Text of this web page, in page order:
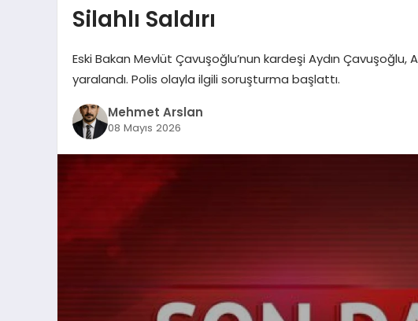
Silahlı Saldırı
Eski Bakan Mevlüt Çavuşoğlu’nun kardeşi Aydın
yaralandı. Polis olayla ilgili soruşturma başlattı.
Mehmet Arslan
08 Mayıs 2026